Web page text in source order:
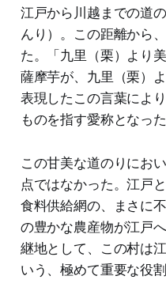
江戸から川越までの道
んり）。この距離から
た。「九里（栗）より
薩摩芋が、九里（栗）
表現したこの言葉によ
ものを指す愛称となった
この甘美な道のりにお
点ではなかった。江戸
食料供給網の、まさに
の豊かな農産物が江戸
継地として、この村は
いう、極めて重要な役